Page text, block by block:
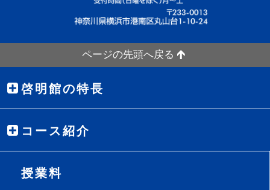
ページの先頭へ戻る
啓明館の特長
コース紹介
授業料